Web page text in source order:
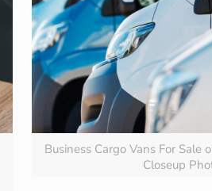
Business Cargo Vans For Sale
Closeup